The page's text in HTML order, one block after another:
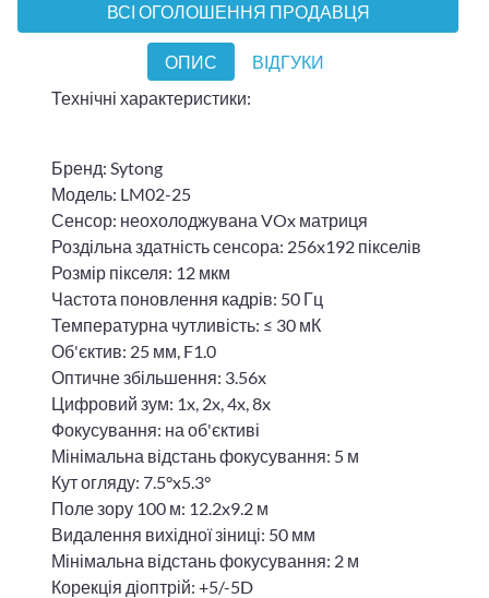
ВСІ ОГОЛОШЕННЯ ПРОДАВЦЯ
ОПИС
ВІДГУКИ
Технічні характеристики:
Бренд: Sytong
Модель: LM02-25
Сенсор: неохолоджувана VOx матриця
Роздільна здатність сенсора: 256x192 пікселів
Розмір пікселя: 12 мкм
Частота поновлення кадрів: 50 Гц
Температурна чутливість: ≤ 30 мК
Об'єктив: 25 мм, F1.0
Оптичне збільшення: 3.56x
Цифровий зум: 1x, 2x, 4x, 8x
Фокусування: на об'єктиві
Мінімальна відстань фокусування: 5 м
Кут огляду: 7.5°x5.3°
Поле зору 100 м: 12.2x9.2 м
Видалення вихідної зіниці: 50 мм
Мінімальна відстань фокусування: 2 м
Корекція діоптрій: +5/-5D